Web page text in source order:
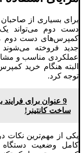
برای بسیاری از
دست دوم می‌تواند
کمپرس‌های دست دوم
جدید فروخته می‌شوند
عملکردی مناسب و
البته هنگام خرید
توجه کرد.
9 عنوان برای
ساخت کانتینر!
یکی از مهم‌ترین
کامل وضعیت